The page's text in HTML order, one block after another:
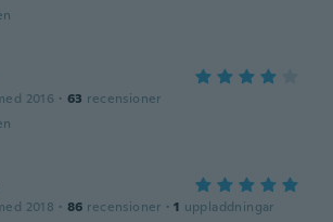
2016 · 63 recensioner
2018 · 86 recensioner · 1 uppladdningar